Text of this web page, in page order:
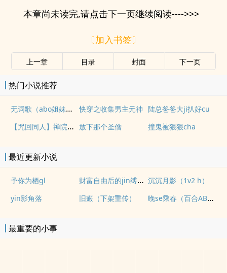
本章尚未读完,请点击下一页继续阅读---->>>
〔加入书签〕
上一章 目录 封面 下一页
热门小说推荐
无词歌（abo姐妹骨） 快穿之收集男主元神 陆总爸爸大ji扒好cu
【咒回同人】禅院家的女人 放下那个圣僧 撞鬼被狠狠cha
最近更新小说
予你为栖gl 财富自由后的jin缚生活 沉沉月影（1v2 h）
yin影角落
旧瘢（下架重传） 晚se乘春（百合ABO NP）
最重要的小事